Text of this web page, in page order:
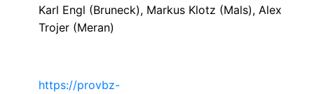
Karl Engl (Bruneck), Markus Klotz (Mals), Alex
Trojer (Meran)
https://provbz-